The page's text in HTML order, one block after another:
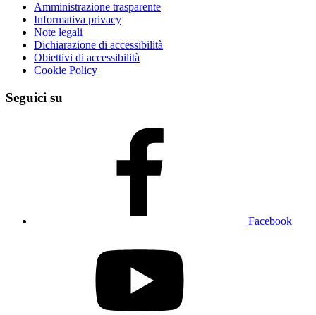
Amministrazione trasparente
Informativa privacy
Note legali
Dichiarazione di accessibilità
Obiettivi di accessibilità
Cookie Policy
Seguici su
Facebook